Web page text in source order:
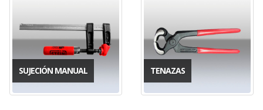
SUJECIÓN MANUAL TENAZAS